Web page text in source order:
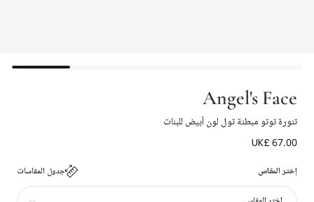
Angel's Face
تنورة توتو مبطنة تول لون أبيض للبنات
UK£ 67.00
إختر المقاس جدول المقاسات